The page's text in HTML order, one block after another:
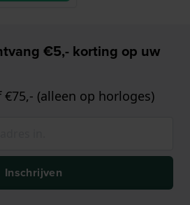
€5,- korting op uw
€75,- (alleen op horloges)
Inschrijven